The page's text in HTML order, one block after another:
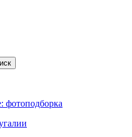
фотоподборка